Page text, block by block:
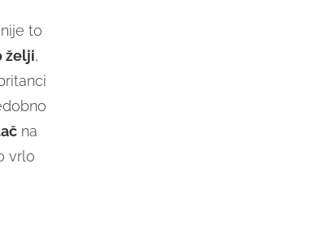
to
želji,
na
vrlo